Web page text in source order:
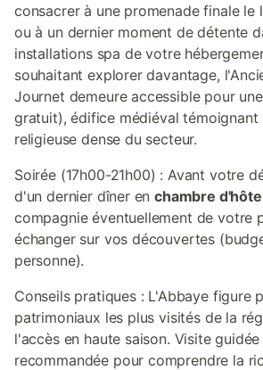
consacrer à une promenade finale le
ou à un dernier moment de détente
installations spa de votre
souhaitant explorer davantage,
Journet demeure accessible pour
gratuit), édifice médiéval témoignant
religieuse dense du secteur.
Soirée (17h00-21h00) : Avant votre
d'un dernier dîner enchambre
compagnie éventuellement de votre
échanger sur vos découvertes
personne).
Conseils pratiques : L'Abbaye figure
patrimoniaux les plus visités de la
l'accès en haute saison. Visite
recommandée pour comprendre la